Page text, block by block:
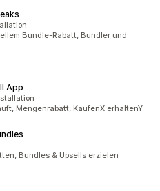
Bundle-Rabatt, Bundler und
App
Mengenrabatt, KaufenX erhaltenY
Bundles & Upsells erzielen